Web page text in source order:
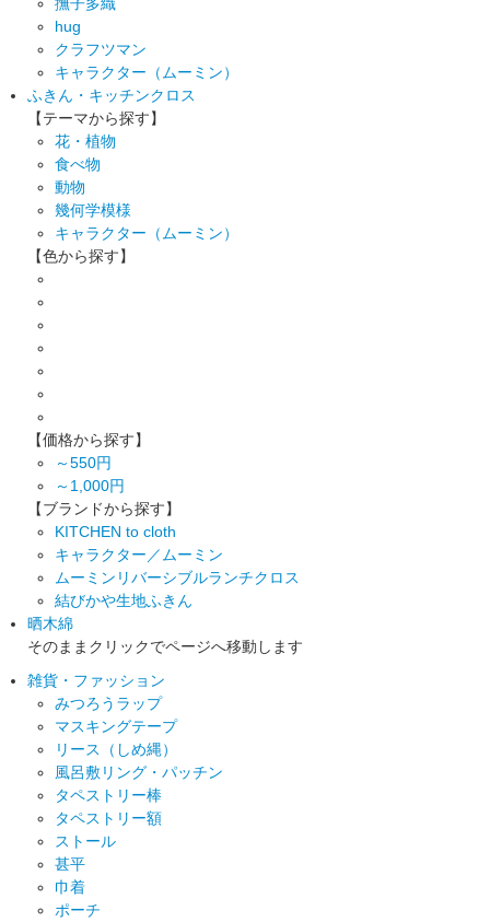
hug
クラフツマン
キャラクター（ムーミン）
ふきん・キッチンクロス
【テーマから探す】
花・植物
食べ物
動物
幾何学模様
キャラクター（ムーミン）
【色から探す】
【価格から探す】
～550円
～1,000円
【ブランドから探す】
KITCHEN to cloth
キャラクター／ムーミン
ムーミンリバーシブルランチクロス
結びかや生地ふきん
晒木綿
そのままクリックでページへ移動します
雑貨・ファッション
みつろうラップ
マスキングテープ
リース（しめ縄）
風呂敷リング・パッチン
タペストリー棒
タペストリー額
ストール
甚平
巾着
ポーチ